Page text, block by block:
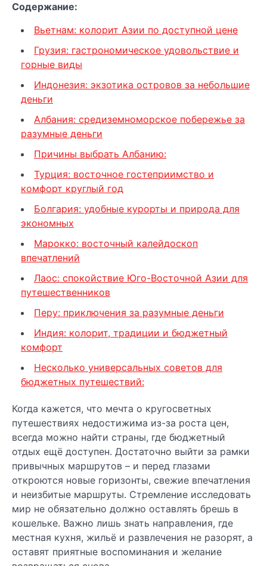
Содержание:
Вьетнам: колорит Азии по доступной цене
Грузия: гастрономическое удовольствие и
горные виды
Индонезия: экзотика островов за небольшие
деньги
Албания: средиземноморское побережье за
разумные деньги
Причины выбрать Албанию:
Турция: восточное гостеприимство и
комфорт круглый год
Болгария: удобные курорты и природа для
экономных
Марокко: восточный калейдоскоп
впечатлений
Лаос: спокойствие Юго-Восточной Азии для
путешественников
Перу: приключения за разумные деньги
Индия: колорит, традиции и бюджетный
комфорт
Несколько универсальных советов для
бюджетных путешествий:
Когда кажется, что мечта о кругосветных
путешествиях недостижима из-за роста цен,
всегда можно найти страны, где бюджетный
отдых ещё доступен. Достаточно выйти за рамки
привычных маршрутов – и перед глазами
откроются новые горизонты, свежие впечатления
и неизбитые маршруты. Стремление исследовать
мир не обязательно должно оставлять брешь в
кошельке. Важно лишь знать направления, где
местная кухня, жильё и развлечения не разорят, а
оставят приятные воспоминания и желание